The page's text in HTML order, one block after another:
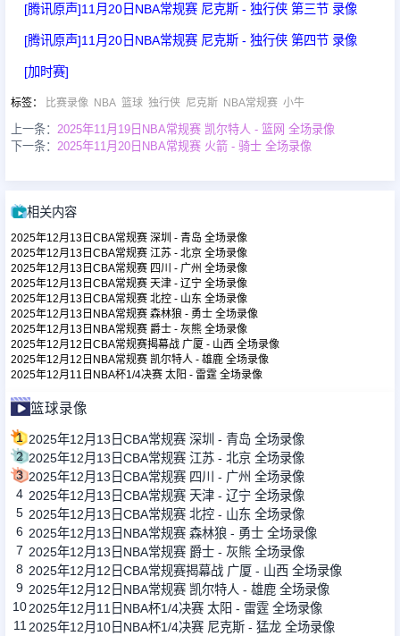
篮球集锦
足球新闻
篮球新闻
[腾讯原声]11月20日NBA常规赛 尼克斯 - 独行侠 第三节 录像
[腾讯原声]11月20日NBA常规赛 尼克斯 - 独行侠 第四节 录像
[加时赛]
标签： 比赛录像 NBA 篮球 独行侠 尼克斯 NBA常规赛 小牛
上一条： 2025年11月19日NBA常规赛 凯尔特人 - 篮网 全场录像
下一条： 2025年11月20日NBA常规赛 火箭 - 骑士 全场录像
相关内容
2025年12月13日CBA常规赛 深圳 - 青岛 全场录像
2025年12月13日CBA常规赛 江苏 - 北京 全场录像
2025年12月13日CBA常规赛 四川 - 广州 全场录像
2025年12月13日CBA常规赛 天津 - 辽宁 全场录像
2025年12月13日CBA常规赛 北控 - 山东 全场录像
2025年12月13日NBA常规赛 森林狼 - 勇士 全场录像
2025年12月13日NBA常规赛 爵士 - 灰熊 全场录像
2025年12月12日CBA常规赛揭幕战 广厦 - 山西 全场录像
2025年12月12日NBA常规赛 凯尔特人 - 雄鹿 全场录像
2025年12月11日NBA杯1/4决赛 太阳 - 雷霆 全场录像
篮球录像
1 2025年12月13日CBA常规赛 深圳 - 青岛 全场录像
2 2025年12月13日CBA常规赛 江苏 - 北京 全场录像
3 2025年12月13日CBA常规赛 四川 - 广州 全场录像
4 2025年12月13日CBA常规赛 天津 - 辽宁 全场录像
5 2025年12月13日CBA常规赛 北控 - 山东 全场录像
6 2025年12月13日NBA常规赛 森林狼 - 勇士 全场录像
7 2025年12月13日NBA常规赛 爵士 - 灰熊 全场录像
8 2025年12月12日CBA常规赛揭幕战 广厦 - 山西 全场录像
9 2025年12月12日NBA常规赛 凯尔特人 - 雄鹿 全场录像
102025年12月11日NBA杯1/4决赛 太阳 - 雷霆 全场录像
11 2025年12月10日NBA杯1/4决赛 尼克斯 - 猛龙 全场录像